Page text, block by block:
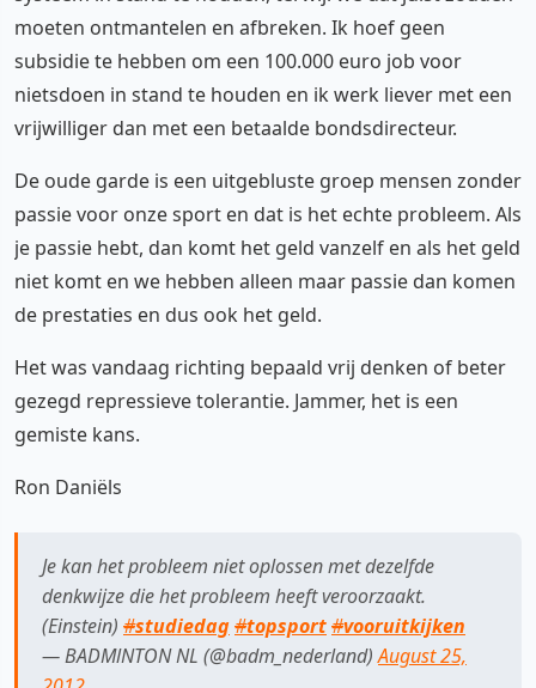
moeten ontmantelen en afbreken. Ik hoef geen
subsidie te hebben om een 100.000 euro job voor
nietsdoen in stand te houden en ik werk liever met een
vrijwilliger dan met een betaalde bondsdirecteur.
De oude garde is een uitgebluste groep mensen zonder
passie voor onze sport en dat is het echte probleem. Als
je passie hebt, dan komt het geld vanzelf en als het geld
niet komt en we hebben alleen maar passie dan komen
de prestaties en dus ook het geld.
Het was vandaag richting bepaald vrij denken of beter
gezegd repressieve tolerantie. Jammer, het is een
gemiste kans.
Ron Daniëls
Je kan het probleem niet oplossen met dezelfde
denkwijze die het probleem heeft veroorzaakt.
(Einstein) #studiedag#topsport#vooruitkijken
— BADMlNTON NL (@badm_nederland)August 25,